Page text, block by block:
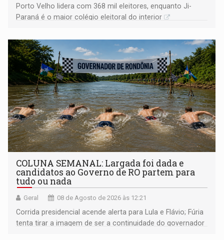
Porto Velho lidera com 368 mil eleitores, enquanto Ji-
Paraná é o maior colégio eleitoral do interior
COLUNA SEMANAL: Largada foi dada e
candidatos ao Governo de RO partem para
tudo ou nada
Geral 08 de Agosto de 2026 às 12:21
Corrida presidencial acende alerta para Lula e Flávio; Fúria
tenta tirar a imagem de ser a continuidade do governador